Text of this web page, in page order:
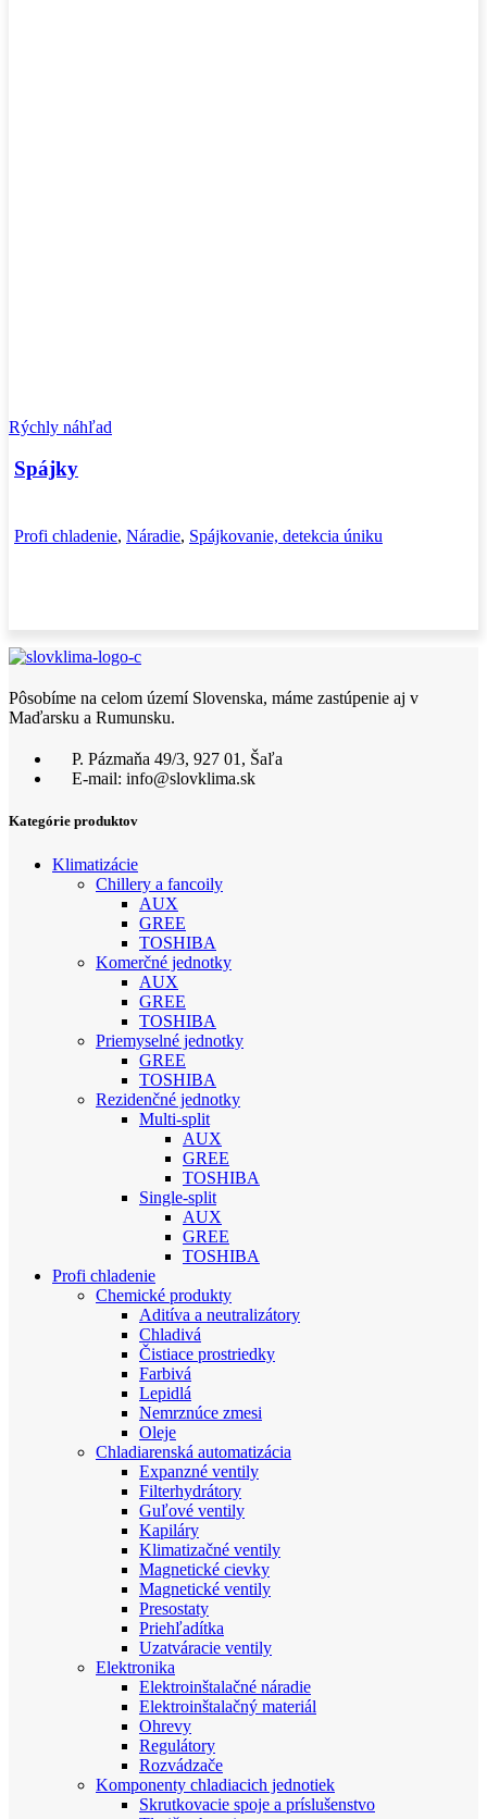
Rýchly náhľad
Spájky
Profi chladenie, Náradie, Spájkovanie, detekcia úniku
Pôsobíme na celom území Slovenska, máme zastúpenie aj v
Maďarsku a Rumunsku.
P. Pázmaňa 49/3, 927 01, Šaľa
E-mail: info@slovklima.sk
Kategórie produktov
Klimatizácie
Chillery a fancoily
AUX
GREE
TOSHIBA
Komerčné jednotky
AUX
GREE
TOSHIBA
Priemyselné jednotky
GREE
TOSHIBA
Rezidenčné jednotky
Multi-split
AUX
GREE
TOSHIBA
Single-split
AUX
GREE
TOSHIBA
Profi chladenie
Chemické produkty
Aditíva a neutralizátory
Chladivá
Čistiace prostriedky
Farbivá
Lepidlá
Nemrznúce zmesi
Oleje
Chladiarenská automatizácia
Expanzné ventily
Filterhydrátory
Guľové ventily
Kapiláry
Klimatizačné ventily
Magnetické cievky
Magnetické ventily
Presostaty
Priehľadítka
Uzatváracie ventily
Elektronika
Elektroinštalačné náradie
Elektroinštalačný materiál
Ohrevy
Regulátory
Rozvádzače
Komponenty chladiacich jednotiek
Skrutkovacie spoje a príslušenstvo